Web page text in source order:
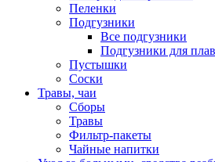
Пеленки
Подгузники
Все подгузники
Подгузники для
Пустышки
Соски
Травы, чаи
Сборы
Травы
Фильтр-пакеты
Чайные напитки